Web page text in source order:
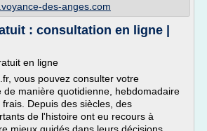
des-anges.com
: consultation en ligne |
en ligne
vous pouvez consulter votre
de manière quotidienne, hebdomadaire
Depuis des siècles, des
de l'histoire ont eu recours à